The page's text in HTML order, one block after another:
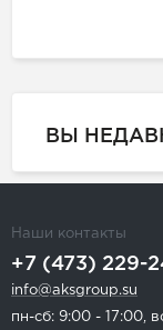
ВЫ
Наши контакты
+7 (473) 229-
info@aksgroup.su
пн-сб: 9:00 - 17:00,